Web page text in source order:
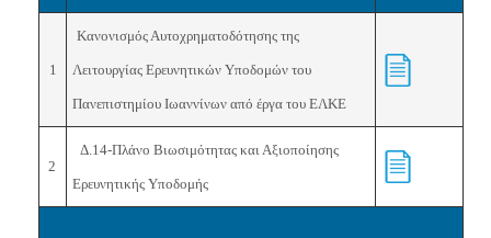
1
Κανoνισμός Αυτοχρηματοδότησης της
Λειτουργίας Ερευνητικών Υποδομών του
Πανεπιστημίου Ιωαννίνων από έργα του ΕΛΚΕ
2
Δ.14-Πλάνο Βιωσιμότητας και Αξιοποίησης
Ερευνητικής Υποδομής